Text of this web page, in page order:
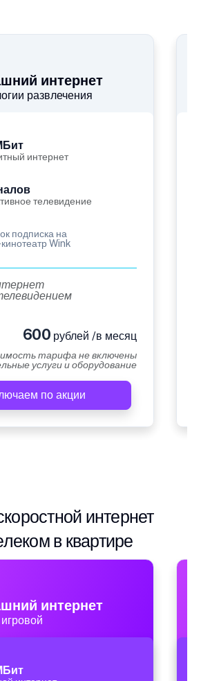
интернет
развлечения
интернет
телевидение
подписка на
Wink
600 рублей /в месяц
тарифа не включены
услуги и оборудование
по акции
интернет
в квартире
интернет